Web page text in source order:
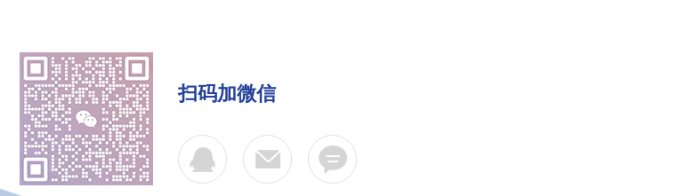
扫码加微信